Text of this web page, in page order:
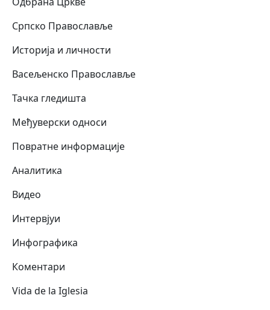
Српско Православље
Историја и личности
Васељенско Православље
Тачка гледишта
Међуверски односи
Повратне информације
Аналитика
Видео
Интервјуи
Инфографика
Коментари
Vida de la Iglesia